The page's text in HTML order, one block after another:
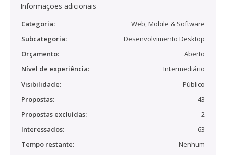
Informações adicionais
Categoria:
Web, Mobile & Software
Subcategoria:
Desenvolvimento Desktop
Orçamento:
Aberto
Nível de experiência:
Intermediário
Visibilidade:
Público
Propostas:
43
Propostas excluídas:
2
Interessados:
63
Tempo restante:
Nenhum